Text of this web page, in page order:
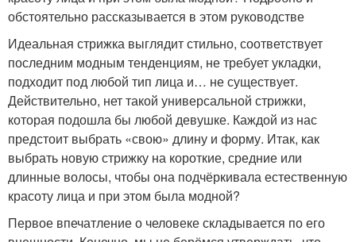
обстоятельно рассказывается в этом руководстве
Идеальная стрижка выглядит стильно, соответствует
последним модным тенденциям, не требует укладки,
подходит под любой тип лица и… не существует.
Действительно, нет такой универсальной стрижки,
которая подошла бы любой девушке. Каждой из нас
предстоит выбрать «свою» длину и форму. Итак, как
выбрать новую стрижку на короткие, средние или
длинные волосы, чтобы она подчёркивала естественную
красоту лица и при этом была модной?
Первое впечатление о человеке складывается по его